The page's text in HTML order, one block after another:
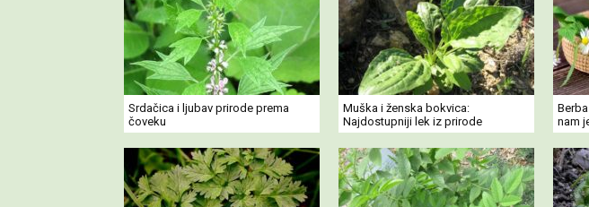
Srdačica i ljubav prirode prema
čoveku
Muška i ženska bokvica:
Najdostupniji lek iz prirode
nam